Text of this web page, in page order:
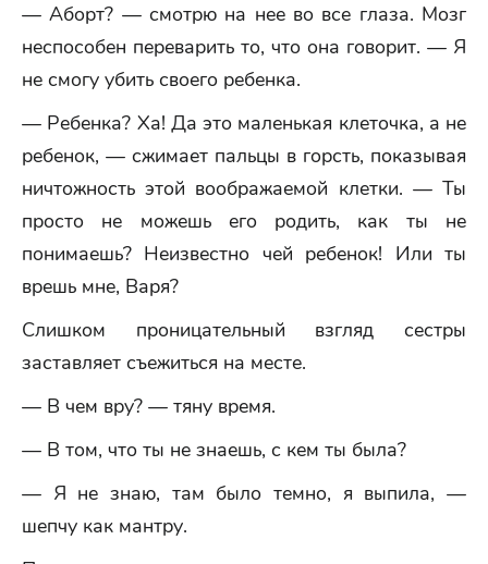
— Аборт? — смотрю на нее во все глаза. Мозг
неспособен переварить то, что она говорит. — Я
не смогу убить своего ребенка.
— Ребенка? Ха! Да это маленькая клеточка, а не
ребенок, — сжимает пальцы в горсть, показывая
ничтожность этой воображаемой клетки. — Ты
просто не можешь его родить, как ты не
понимаешь? Неизвестно чей ребенок! Или ты
врешь мне, Варя?
Слишком проницательный взгляд сестры
заставляет съежиться на месте.
— В чем вру? — тяну время.
— В том, что ты не знаешь, с кем ты была?
— Я не знаю, там было темно, я выпила, —
шепчу как мантру.